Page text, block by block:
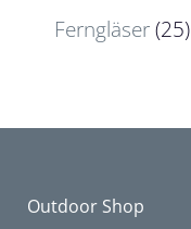
Ferngläser(25)
Outdoor Shop